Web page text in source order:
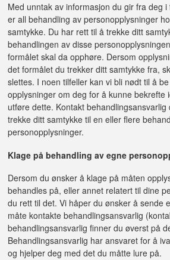
Med unntak av informasjon du gir fra deg
er all behandling av personopplysninger
samtykke. Du har rett til å trekke ditt
behandlingen av disse
formålet skal da opphøre. Dersom
det formålet du trekker ditt samtykke fra,
slettes. I noen tilfeller kan vi bli nødt til å
opplysninger om deg for å kunne bekrefte
utføre dette. Kontakt
trekke ditt samtykke til en eller flere
personopplysninger.
Klage på behandling av egne
Dersom du ønsker å klage på måten
behandles på, eller annet relatert til dine
du rett til det. Vi håper du ønsker å sende
måte kontakte behandlingsansvarlig
behandlingsansvarlig finner du øverst på
Behandlingsansvarlig har ansvaret for å
og hjelper deg med det du måtte lure på.